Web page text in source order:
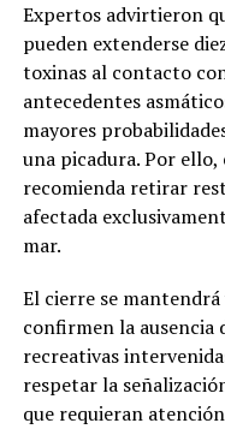
Expertos advirtieron
pueden extenderse
toxinas al contacto
antecedentes
mayores
una picadura. Por
recomienda retirar
afectada
mar.
El cierre se
confirmen la ausencia
recreativas
respetar la
que requieran